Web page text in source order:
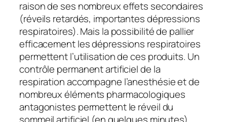
raison de ses nombreux effets secondaires
(réveils retardés, importantes dépressions
respiratoires). Mais la possibilité de pallier
efficacement les dépressions respiratoires
permettent l’utilisation de ces produits. Un
contrôle permanent artificiel de la
respiration accompagne l’anesthésie et de
nombreux éléments pharmacologiques
antagonistes permettent le réveil du
sommeil artificiel (en quelques minutes).